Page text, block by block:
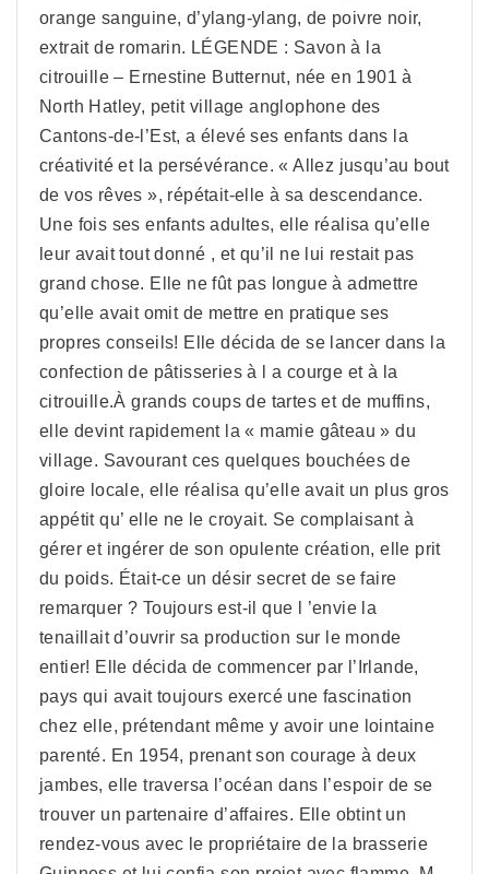
orange sanguine, d’ylang-ylang, de poivre noir,
extrait de romarin. LÉGENDE : Savon à la
citrouille – Ernestine Butternut, née en 1901 à
North Hatley, petit village anglophone des
Cantons-de-l’Est, a élevé ses enfants dans la
créativité et la persévérance. « Allez jusqu’au bout
de vos rêves », répétait-elle à sa descendance.
Une fois ses enfants adultes, elle réalisa qu’elle
leur avait tout donné , et qu’il ne lui restait pas
grand chose. Elle ne fût pas longue à admettre
qu’elle avait omit de mettre en pratique ses
propres conseils! Elle décida de se lancer dans la
confection de pâtisseries à l a courge et à la
citrouille.À grands coups de tartes et de muffins,
elle devint rapidement la « mamie gâteau » du
village. Savourant ces quelques bouchées de
gloire locale, elle réalisa qu’elle avait un plus gros
appétit qu’ elle ne le croyait. Se complaisant à
gérer et ingérer de son opulente création, elle prit
du poids. Était-ce un désir secret de se faire
remarquer ? Toujours est-il que l ’envie la
tenaillait d’ouvrir sa production sur le monde
entier! Elle décida de commencer par l’Irlande,
pays qui avait toujours exercé une fascination
chez elle, prétendant même y avoir une lointaine
parenté. En 1954, prenant son courage à deux
jambes, elle traversa l’océan dans l’espoir de se
trouver un partenaire d’affaires. Elle obtint un
rendez-vous avec le propriétaire de la brasserie